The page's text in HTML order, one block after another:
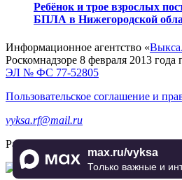
Ребёнок и трое взрослых
БПЛА в Нижегородской
max.ru/vyksa
Только важные и
Информационное агентство «
Роскомнадзоре 8 февраля 2013
ЭЛ № ФС 77-52805
Пользовательское соглашение и
vyksa.rf@mail.ru
Разработка и продвижение —